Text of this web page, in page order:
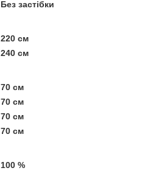
Без застібки
220 см
240 см
70 см
70 см
70 см
70 см
100 %